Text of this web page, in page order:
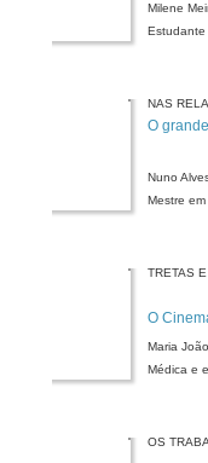
Milene
Estudante
NAS
O
Nuno
Mestre
TRETAS
O
Maria
Médica e
OS